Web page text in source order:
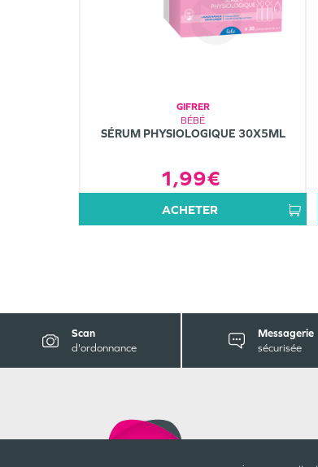
GIFRER
BÉBÉ
SÉRUM PHYSIOLOGIQUE 30X5ML
1,99€
ACHETER
Scan
d'ordonnance
Messagerie
sécurisée